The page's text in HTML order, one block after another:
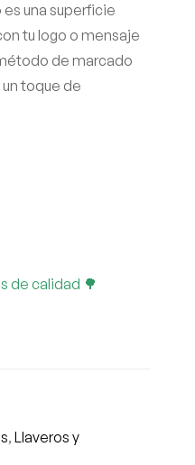
una superficie
tu logo o mensaje
de marcado
toque de
de calidad 🌳
, Llaveros y